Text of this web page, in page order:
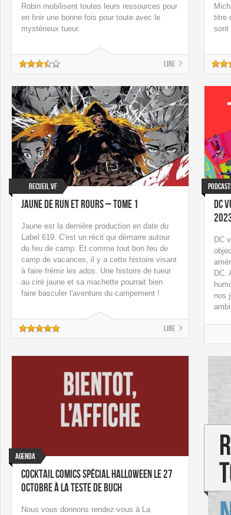
Robin mobilisent toutes leurs ressources pour
en finir une bonne fois pour toute avec le
mystérieux tueur.
Lire
titre
sont
Recueil VF
Jaune de Run et Rours – Tome 1
Jaune est la dernière production en date du
Label 619. C'est un récit qui démarre autour
du feu de camp. Et comme tout bon feu de
camp de vacances, il y a cette histoire visant
à faire frémir les ados. Une histoire de tueur
au ciré jaune et sa machette pourrait bien
faire basculer l'aventure du campement !
Lire
DC
DC
DC.
nos
Agenda
Cocktail Comics spécial Halloween le 27
octobre à La Teste De Buch
Nous vous donnons rendez-vous à La